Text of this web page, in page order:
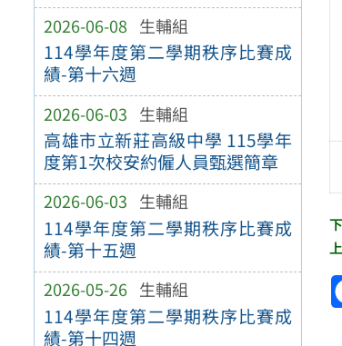
2026-06-08 生輔組
114學年度第二學期秩序比賽成
績-第十六週
2026-06-03 生輔組
高雄市立新莊高級中學 115學年
度第1次校安約僱人員甄選簡章
2026-06-03 生輔組
114學年度第二學期秩序比賽成
績-第十五週
2026-05-26 生輔組
114學年度第二學期秩序比賽成
績-第十四週